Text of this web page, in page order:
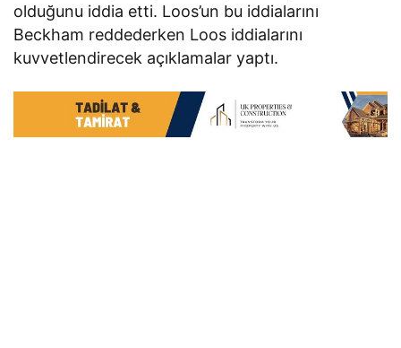
olduğunu iddia etti. Loos’un bu iddialarını
Beckham reddederken Loos iddialarını
kuvvetlendirecek açıklamalar yaptı.